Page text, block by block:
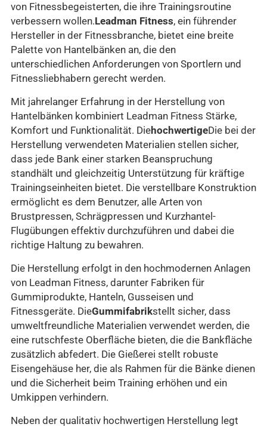
von Fitnessbegeisterten, die ihre Trainingsroutine
verbessern wollen.Leadman Fitness, ein führender
Hersteller in der Fitnessbranche, bietet eine breite
Palette von Hantelbänken an, die den
unterschiedlichen Anforderungen von Sportlern und
Fitnessliebhabern gerecht werden.
Mit jahrelanger Erfahrung in der Herstellung von
Hantelbänken kombiniert Leadman Fitness Stärke,
Komfort und Funktionalität. DiehochwertigeDie bei der
Herstellung verwendeten Materialien stellen sicher,
dass jede Bank einer starken Beanspruchung
standhält und gleichzeitig Unterstützung für kräftige
Trainingseinheiten bietet. Die verstellbare Konstruktion
ermöglicht es dem Benutzer, alle Arten von
Brustpressen, Schrägpressen und Kurzhantel-
Flugübungen effektiv durchzuführen und dabei die
richtige Haltung zu bewahren.
Die Herstellung erfolgt in den hochmodernen Anlagen
von Leadman Fitness, darunter Fabriken für
Gummiprodukte, Hanteln, Gusseisen und
Fitnessgeräte. DieGummifabrikstellt sicher, dass
umweltfreundliche Materialien verwendet werden, die
eine rutschfeste Oberfläche bieten, die die Bankfläche
zusätzlich abfedert. Die Gießerei stellt robuste
Eisengehäuse her, die als Rahmen für die Bänke dienen
und die Sicherheit beim Training erhöhen und ein
Umkippen verhindern.
Neben der qualitativ hochwertigen Herstellung legt